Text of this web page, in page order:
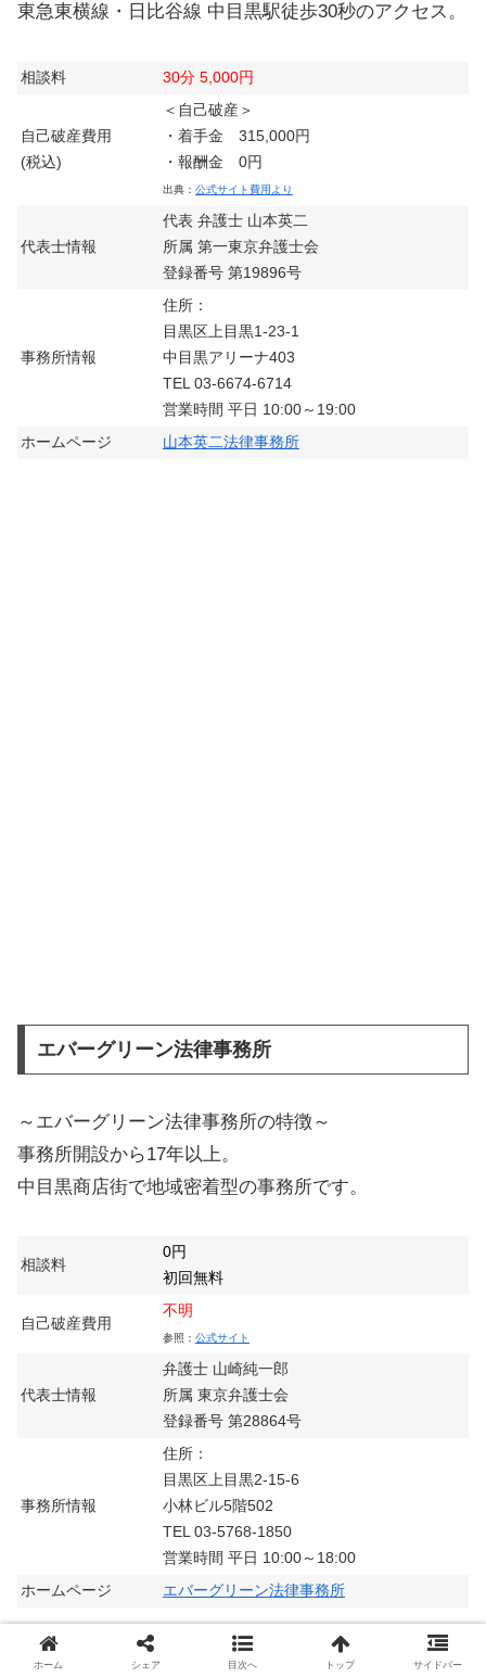
東急東横線・日比谷線 中目黒駅徒歩30秒のアクセス。
相談料 30分 5,000円
自己破産費用
(税込)
＜自己破産＞
・着手金 315,000円
・報酬金 0円
出典： 公式サイト費用より
代表士情報
代表 弁護士 山本英二
所属 第一東京弁護士会
登録番号 第19896号
事務所情報
住所：
目黒区上目黒1-23-1
中目黒アリーナ403
TEL 03-6674-6714
営業時間 平日 10:00～19:00
ホームページ
山本英二法律事務所
エバーグリーン法律事務所
～エバーグリーン法律事務所の特徴～
事務所開設から17年以上。
中目黒商店街で地域密着型の事務所です。
相談料
0円
初回無料
自己破産費用
不明
参照： 公式サイト
代表士情報
弁護士 山崎純一郎
所属 東京弁護士会
登録番号 第28864号
事務所情報
住所：
目黒区上目黒2-15-6
小林ビル5階502
TEL 03-5768-1850
営業時間 平日 10:00～18:00
ホームページ
エバーグリーン法律事務所
ホーム シェア 目次へ トップ サイドバー